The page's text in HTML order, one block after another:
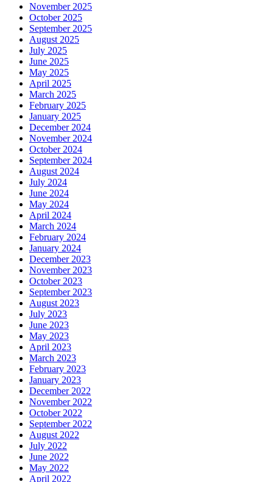
November 2025
October 2025
September 2025
August 2025
July 2025
June 2025
May 2025
April 2025
March 2025
February 2025
January 2025
December 2024
November 2024
October 2024
September 2024
August 2024
July 2024
June 2024
May 2024
April 2024
March 2024
February 2024
January 2024
December 2023
November 2023
October 2023
September 2023
August 2023
July 2023
June 2023
May 2023
April 2023
March 2023
February 2023
January 2023
December 2022
November 2022
October 2022
September 2022
August 2022
July 2022
June 2022
May 2022
April 2022